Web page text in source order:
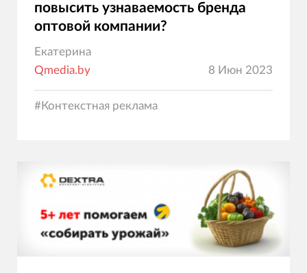
повысить узнаваемость бренда
оптовой компании?
Екатерина
Qmedia.by
8 Июн 2023
#Контекстная реклама